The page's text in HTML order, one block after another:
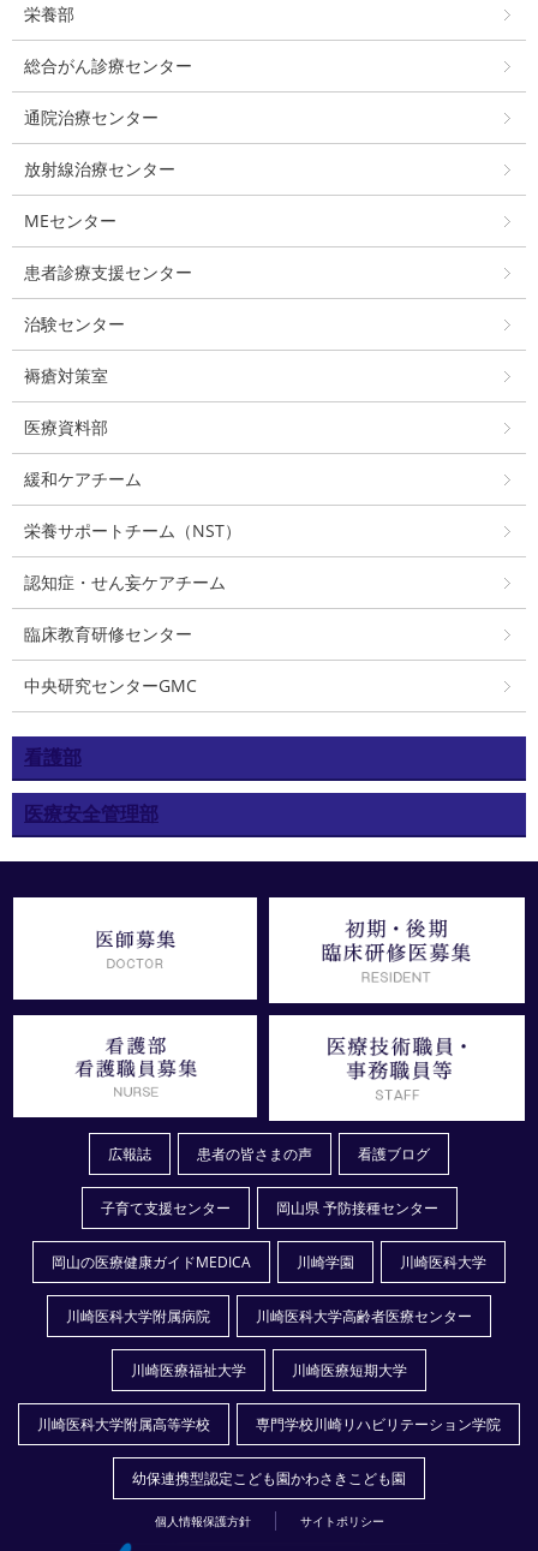
栄養部
総合がん診療センター
通院治療センター
放射線治療センター
MEセンター
患者診療支援センター
治験センター
褥瘡対策室
医療資料部
緩和ケアチーム
栄養サポートチーム（NST）
認知症・せん妄ケアチーム
臨床教育研修センター
中央研究センターGMC
看護部
医療安全管理部
広報誌 患者の皆さまの声 看護ブログ
子育て支援センター 岡山県 予防接種センター
岡山の医療健康ガイドMEDICA 川崎学園 川崎医科大学
川崎医科大学附属病院 川崎医科大学高齢者医療センター
川崎医療福祉大学 川崎医療短期大学
川崎医科大学附属高等学校 専門学校川崎リハビリテーション学院
幼保連携型認定こども園かわさきこども園
個人情報保護方針 サイトポリシー